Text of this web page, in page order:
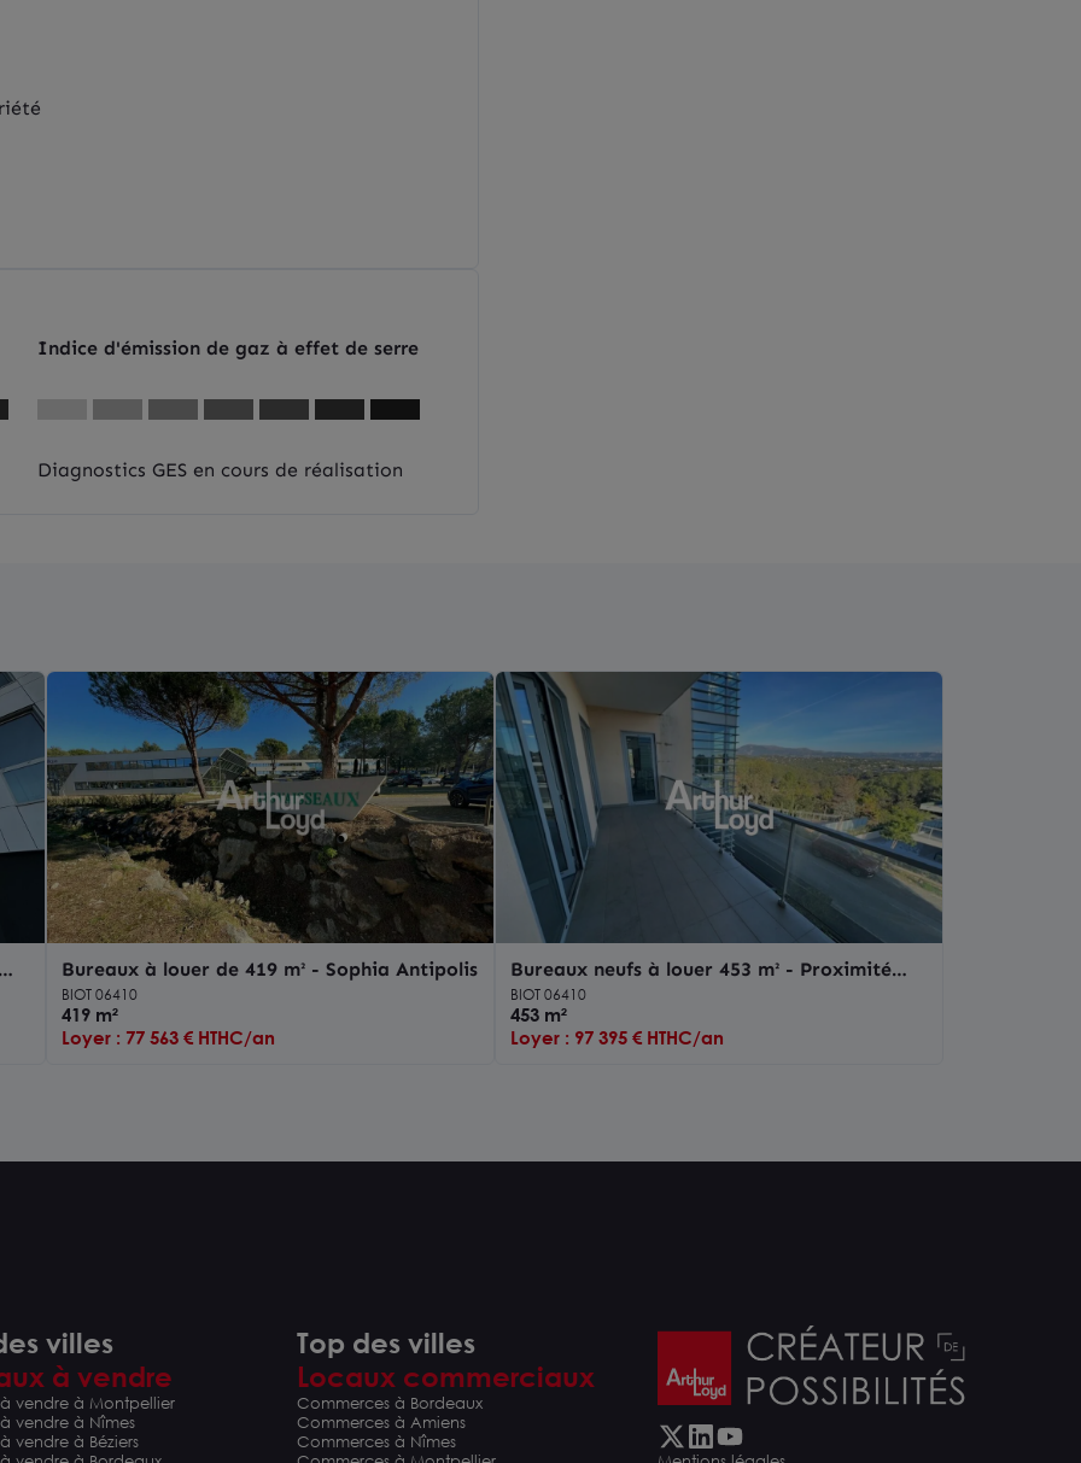
Indice d'émission de gaz à effet de serre
Diagnostics GES en cours de réalisation
Bureaux à louer de 419 m² - Sophia Antipolis
BIOT 06410
419 m²
Loyer : 77 563 € HTHC/an
Bureaux neufs à louer 453 m² - Proximité
Sophia Antipolis
BIOT 06410
453 m²
Loyer : 97 395 € HTHC/an
villes
à vendre
à vendre à Montpellier
vendre à Nîmes
vendre à Béziers
Top des villes
Locaux commerciaux
Commerces à Bordeaux
Commerces à Amiens
Commerces à Nîmes